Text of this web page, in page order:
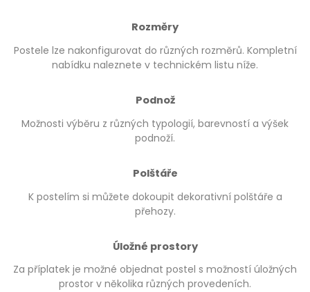
Rozměry
Postele lze nakonfigurovat do různých rozměrů. Kompletní
nabídku naleznete v technickém listu níže.
Podnož
Možnosti výběru z různých typologií, barevností a výšek
podnoží.
Polštáře
K postelím si můžete dokoupit dekorativní polštáře a
přehozy.
Úložné prostory
Za příplatek je možné objednat postel s možností úložných
prostor v několika různých provedeních.